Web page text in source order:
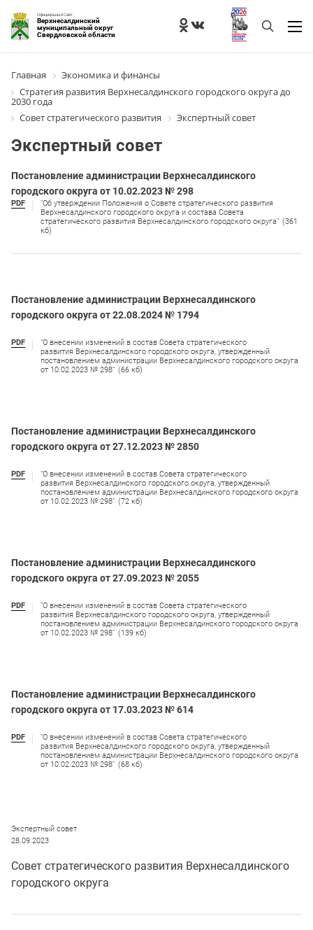
Официальный Сайт
Верхнесалдинский
муниципальный округ
Свердловской области
Главная
Экономика и финансы
Стратегия развития Верхнесалдинского городского округа до
2030 года
Совет стратегического развития
Экспертный совет
Экспертный совет
Постановление администрации Верхнесалдинского
городского округа от 10.02.2023 № 298
PDF
"Об утверждении Положения о Совете стратегического развития
Верхнесалдинского городского округа и состава Совета
стратегического развития Верхнесалдинского городского округа" (361
кб)
Постановление администрации Верхнесалдинского
городского округа от 22.08.2024 № 1794
PDF
"О внесении изменений в состав Совета стратегического
развития Верхнесалдинского городского округа, утвержденный
постановлением администрации Верхнесалдинского городского округа
от 10.02.2023 № 298" (66 кб)
Постановление администрации Верхнесалдинского
городского округа от 27.12.2023 № 2850
PDF
"О внесении изменений в состав Совета стратегического
развития Верхнесалдинского городского округа, утвержденный
постановлением администрации Верхнесалдинского городского округа
от 10.02.2023 № 298" (72 кб)
Постановление администрации Верхнесалдинского
городского округа от 27.09.2023 № 2055
PDF
"О внесении изменений в состав Совета стратегического
развития Верхнесалдинского городского округа, утвержденный
постановлением администрации Верхнесалдинского городского округа
от 10.02.2023 № 298" (139 кб)
Постановление администрации Верхнесалдинского
городского округа от 17.03.2023 № 614
PDF
"О внесении изменений в состав Совета стратегического
развития Верхнесалдинского городского округа, утвержденный
постановлением администрации Верхнесалдинского городского округа
от 10.02.2023 № 298" (68 кб)
Экспертный совет
28.09.2023
Совет стратегического развития Верхнесалдинского
городского округа